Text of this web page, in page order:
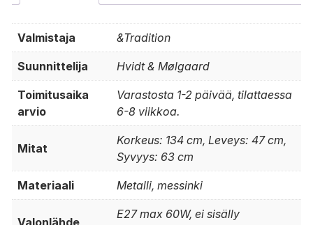
Valmistaja &Tradition
Suunnittelija Hvidt & Mølgaard
Toimitusaika
arvio
Varastosta 1-2 päivää, tilattaessa
6-8 viikkoa.
Mitat
Korkeus: 134 cm, Leveys: 47 cm,
Syvyys: 63 cm
Materiaali Metalli, messinki
Valonlähde
E27 max 60W, ei sisälly